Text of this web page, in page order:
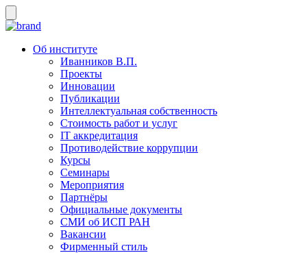
Об институте
Иванников В.П.
Проекты
Инновации
Публикации
Интеллектуальная собственность
Стоимость работ и услуг
IT аккредитация
Противодействие коррупции
Курсы
Семинары
Мероприятия
Партнёры
Официальные документы
СМИ об ИСП РАН
Вакансии
Фирменный стиль